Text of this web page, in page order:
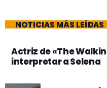
NOTICIAS MÁS LEÍDAS
Actriz de «The
interpretar a Selena